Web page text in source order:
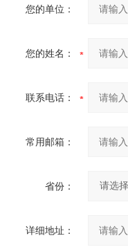
您的单位：
您的姓名：
联系电话：
常用邮箱：
省份：
详细地址：